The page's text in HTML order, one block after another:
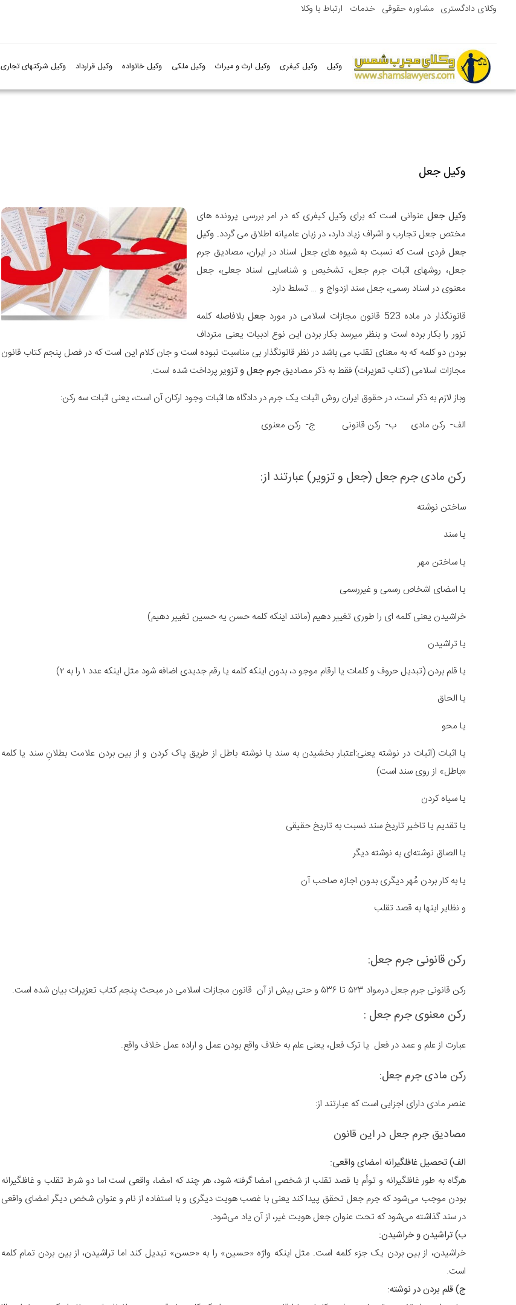
وکلای دادگستری مشاوره حقوقی خدمات ارتباط با وکلا
وکیل وکیل کیفری وکیل ارث و میراث وکیل ملکی وکیل خانواده وکیل قرارداد وکیل شرکتهای تجاری
وکیل جعل
وکیل جعلعنوانی است که برای وکیل کیفری که در امر بررسی پرونده های
مختص جعل تجارب و اشراف زیاد دارد، در زبان عامیانه اطلاق می گردد. وکیل
جعل فردی است که نسبت به شیوه های جعل اسناد در ایران، مصادیق جرم
جعل، روشهای اثبات جرم جعل، تشخیص و شناسایی اسناد جعلی، جعل
معنوی در اسناد رسمی، جعل سند ازدواج و … تسلط دارد.
قانونگذار در ماده 523 قانون مجازات اسلامی در مورد
جعلبلافاصله کلمه
تزور را بکار برده است و بنظر میرسد بکار بردن این نوع ادبیات یعنی مترداف
بودن دو کلمه که به معنای تقلب می باشد در نظر قانونگذار بی مناسبت نبوده است و جان کلام این است که در فصل پنجم کتاب قانون
مجازات اسلامی (کتاب تعزیرات) فقط به ذکر مصادیقجرم جعل و تزویر پرداخت شده است.
وباز لازم به ذکر است، در حقوق ایران روش اثبات یک جرم در دادگاه ها اثبات وجود ارکان آن است، یعنی اثبات سه رکن:
الف- رکن مادی ب- رکن قانونی ج- رکن معنوی
رکن مادی جرم جعل (جعل و تزویر) عبارتند از:
ساختن نوشته
یا سند
یا ساختن مهر
یا امضای اشخاص رسمی و غیررسمی
خراشیدن یعنی کلمه ای را طوری تغییر دهیم (مانند اینکه کلمه حسن یه حسین تغییر دهیم)
یا تراشیدن
یا قلم بردن (تبدیل حروف و کلمات یا ارقام موجو د، بدون اینکه کلمه یا رقم جدیدی اضافه شود مثل اینکه عدد ۱ را به ۲)
یا الحاق
یا محو
یا اثبات (اثبات در نوشته یعنی:اعتبار بخشیدن به سند یا نوشته باطل از طریق پاک کردن و از بین بردن علامت بطلانِ سند یا کلمه
«باطل» از روی سند است)
یا سیاه کردن
یا تقدیم یا تاخیر تاریخ سند نسبت به تاریخ حقیقی
یا الصاق نوشته‌ای به نوشته دیگر
یا به کار بردن مُهر دیگری بدون اجازه‌ صاحب آن
و نظایر اینها به قصد تقلب
رکن قانونی جرم جعل:
رکن قانونی جرم جعل درمواد ۵۲۳ تا ۵۳۶ و حتی بیش از آن قانون مجازات اسلامی در مبحث پنجم کتاب تعزیرات بیان شده است.
رکن معنوی جرم جعل :
عبارت از علم و عمد در فعل یا ترک فعل، یعنی علم به خلاف واقع بودن عمل و اراده عمل خلاف واقع.
رکن مادی جرم جعل:
عنصر مادی دارای اجزایی است که عبارتند از:
مصادیق جرم جعل در این قانون
الف) تحصیل غافلگیرانه امضای واقعی:
هرگاه به طور غافلگیرانه و توأم با قصد تقلب از شخصی امضا گرفته شود، هر چند که امضا، واقعی است اما دو شرط تقلب و غافلگیرانه
بودن موجب می‌شود که جرم جعل تحقق پیدا کند یعنی با غصب هویت دیگری و با استفاده از نام و عنوان شخص دیگر امضای واقعی
در سند گذاشته می‌شود که تحت عنوان جعل هویت غیر، از آن یاد می‌شود.
ب) تراشیدن و خراشیدن:
خراشیدن، از بین بردن یک جزء کلمه است. مثل اینکه واژه «حسین» را به «حسن» تبدیل کند اما تراشیدن، از بین بردن تمام کلمه
است.
ج) قلم بردن در نوشته: